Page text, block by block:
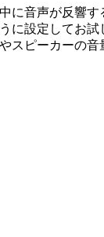
に音声が反響
に設定してお
スピーカーの音